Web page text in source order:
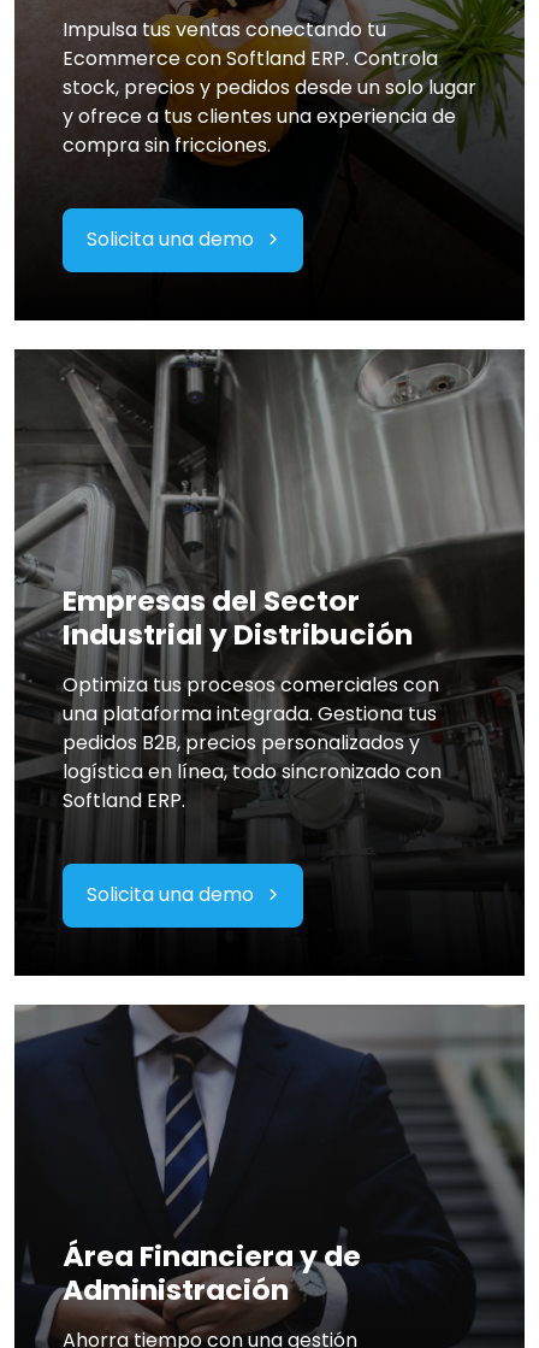
Impulsa tus ventas conectando tu
Ecommerce con Softland ERP. Controla
stock, precios y pedidos desde un solo lugar
y ofrece a tus clientes una experiencia de
compra sin fricciones.
Solicita una demo
Empresas del Sector
Industrial y Distribución
Optimiza tus procesos comerciales con
una plataforma integrada. Gestiona tus
pedidos B2B, precios personalizados y
logística en línea, todo sincronizado con
Softland ERP.
Solicita una demo
Área Financiera y de
Administración
Ahorra tiempo con una gestión